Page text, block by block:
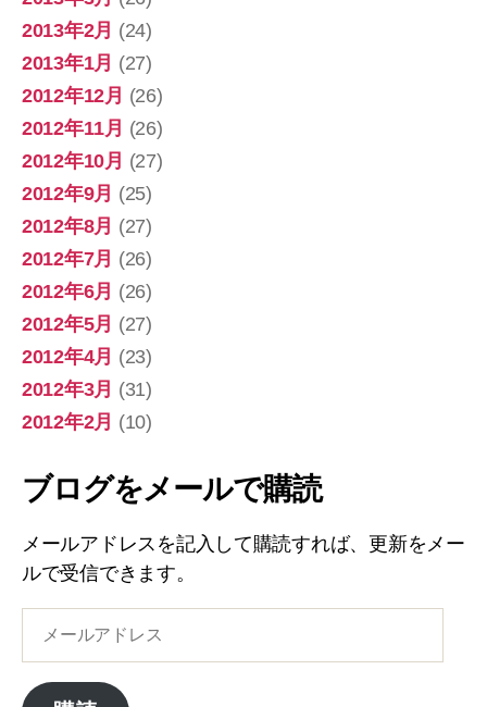
2013年2月 (24)
2013年1月 (27)
2012年12月 (26)
2012年11月 (26)
2012年10月 (27)
2012年9月 (25)
2012年8月 (27)
2012年7月 (26)
2012年6月 (26)
2012年5月 (27)
2012年4月 (23)
2012年3月 (31)
2012年2月 (10)
ブログをメールで購読
メールアドレスを記入して購読すれば、更新をメー
ルで受信できます。
ア